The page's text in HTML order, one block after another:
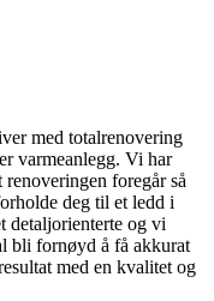
med totalrenovering
varmeanlegg. Vi har
renoveringen foregår så
deg til et ledd i
detaljorienterte og vi
bli fornøyd å få akkurat
med en kvalitet og